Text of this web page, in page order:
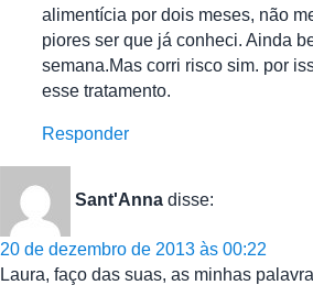
alimentícia por dois meses, não
piores ser que já conheci. Ainda
semana.Mas corri risco sim. por
esse tratamento.
Responder
Sant'Anna disse:
20 de dezembro de 2013 às 00:22
Laura, faço das suas, as minhas